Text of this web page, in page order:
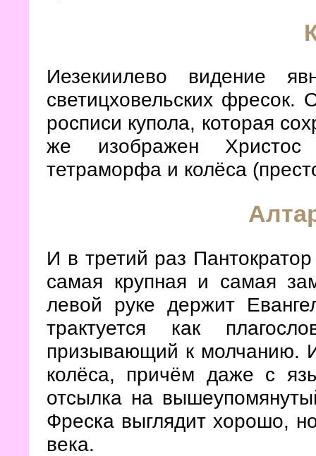
Иезекиилево видение
светицховельских
росписи купола, которая
же изображен Христос
тетраморфа и колёса
И в третий раз
самая крупная и самая
левой руке держит
трактуется как
призывающий к молчанию.
колёса, причём даже с
отсылка на
Фреска выглядит хорошо,
века.